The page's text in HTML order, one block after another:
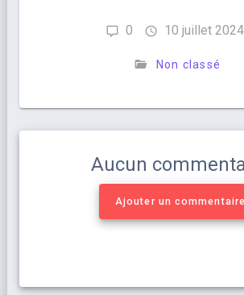
0 10 juillet 2024
Non classé
Aucun
Ajouter un commentaire